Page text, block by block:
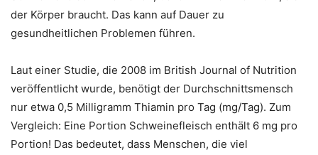
der Körper braucht. Das kann auf Dauer zu
gesundheitlichen Problemen führen.
Laut einer Studie, die 2008 im British Journal of Nutrition
veröffentlicht wurde, benötigt der Durchschnittsmensch
nur etwa 0,5 Milligramm Thiamin pro Tag (mg/Tag). Zum
Vergleich: Eine Portion Schweinefleisch enthält 6 mg pro
Portion! Das bedeutet, dass Menschen, die viel